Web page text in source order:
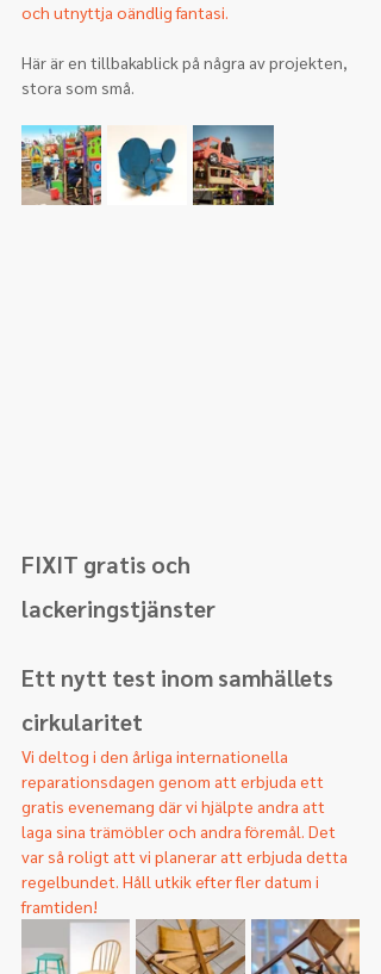
och utnyttja oändlig fantasi.
Här är en tillbakablick på några av projekten,
stora som små.
FIXIT gratis och
lackeringstjänster
Ett nytt test inom samhällets
cirkularitet
Vi deltog i den årliga internationella
reparationsdagen genom att erbjuda ett
gratis evenemang där vi hjälpte andra att
laga sina trämöbler och andra föremål. Det
var så roligt att vi planerar att erbjuda detta
regelbundet. Håll utkik efter fler datum i
framtiden!